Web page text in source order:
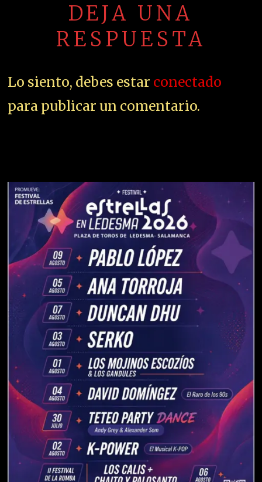
DEJA UNA
RESPUESTA
Lo siento, debes estar conectado
para publicar un comentario.